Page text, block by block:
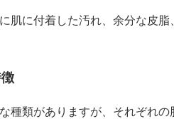
肌に付着した汚れ、余分な皮
種類がありますが、それぞれ